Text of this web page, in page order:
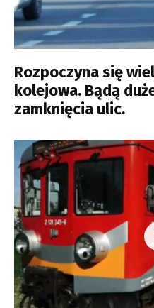
Rozpoczyna się
kolejowa. Bądą
zamknięcia ulic.